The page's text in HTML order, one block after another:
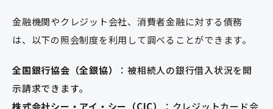
金融機関やクレジット会社、消費者金融に対する債務
は、以下の照会制度を利用して調べることができます。
全国銀行協会（全銀協）
：被相続人の銀行借入状況を開
示請求できます。